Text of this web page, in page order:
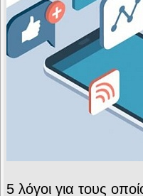
5 λόγοι για τους